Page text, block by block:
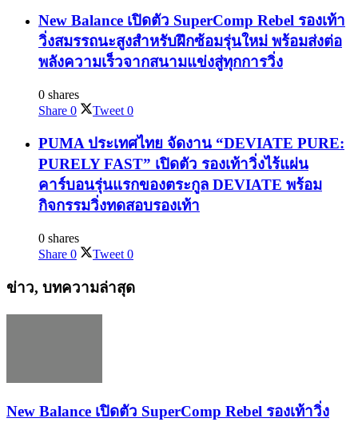
New Balance เปิดตัว SuperComp Rebel รองเท้า
วิ่งสมรรถนะสูงสำหรับฝึกซ้อมรุ่นใหม่ พร้อมส่งต่อ
พลังความเร็วจากสนามแข่งสู่ทุกการวิ่ง
0 shares
Share 0 Tweet 0
PUMA ประเทศไทย จัดงาน “DEVIATE PURE:
PURELY FAST” เปิดตัว รองเท้าวิ่งไร้แผ่น
คาร์บอนรุ่นแรกของตระกูล DEVIATE พร้อม
กิจกรรมวิ่งทดสอบรองเท้า
0 shares
Share 0 Tweet 0
ข่าว, บทความล่าสุด
New Balance เปิดตัว SuperComp Rebel รองเท้าวิ่ง